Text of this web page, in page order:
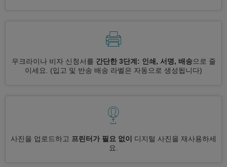
우크라이나 비자 신청서를 간단한 3단계: 인쇄, 서명, 배송으로 줄
이세요.
(입고 및 반송 배송 라벨은 자동으로 생성됩니다)
사진을 업로드하고 프린터가 필요 없이
디지털 사진을 재사용하세
요.